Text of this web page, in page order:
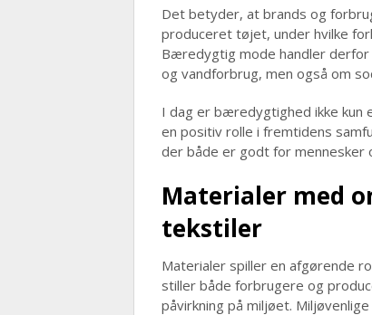
Det betyder, at brands og
produceret tøjet, under hvilke
Bæredygtig mode handler
og vandforbrug, men også om
I dag er bæredygtighed ikke kun
en positiv rolle i fremtidens
der både er godt for mennesker
Materialer med
tekstiler
Materialer spiller en afgørende
stiller både forbrugere og
påvirkning på miljøet.